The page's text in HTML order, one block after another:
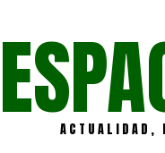
ACTUALIDAD,